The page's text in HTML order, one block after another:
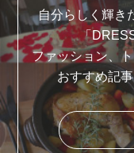
自分らしく輝き
「
ファッション、
おすすめ記